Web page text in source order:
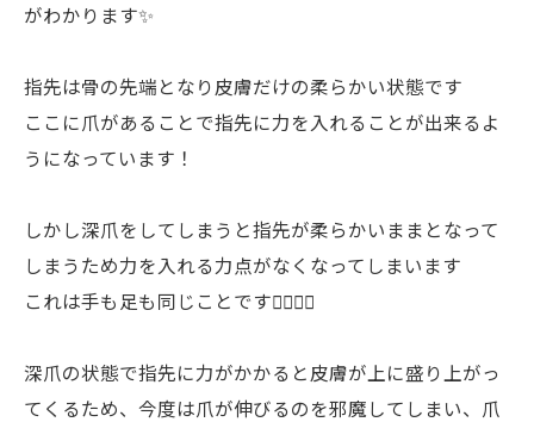
がわかります✨
指先は骨の先端となり皮膚だけの柔らかい状態です
ここに爪があることで指先に力を入れることが出来るよ
うになっています！
しかし深爪をしてしまうと指先が柔らかいままとなって
しまうため力を入れる力点がなくなってしまいます
これは手も足も同じことです🖐🏻🦶🏻
深爪の状態で指先に力がかかると皮膚が上に盛り上がっ
てくるため、今度は爪が伸びるのを邪魔してしまい、爪